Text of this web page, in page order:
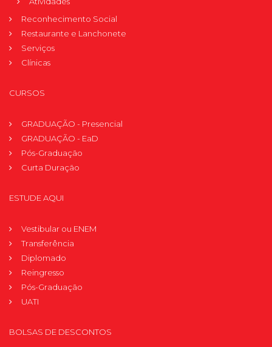
Reconhecimento Social
Restaurante e Lanchonete
Serviços
Clínicas
CURSOS
GRADUAÇÃO - Presencial
GRADUAÇÃO - EaD
Pós-Graduação
Curta Duração
ESTUDE AQUI
Vestibular ou ENEM
Transferência
Diplomado
Reingresso
Pós-Graduação
UATI
BOLSAS DE DESCONTOS